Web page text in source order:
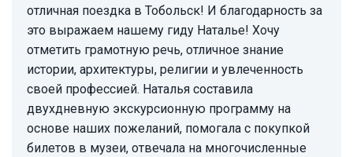
отличная поездка в Тобольск! И благодарность за
это выражаем нашему гиду Наталье! Хочу
отметить грамотную речь, отличное знание
истории, архитектуры, религии и увлеченность
своей профессией. Наталья составила
двухдневную экскурсионную программу на
основе наших пожеланий, помогала с покупкой
билетов в музеи, отвечала на многочисленные